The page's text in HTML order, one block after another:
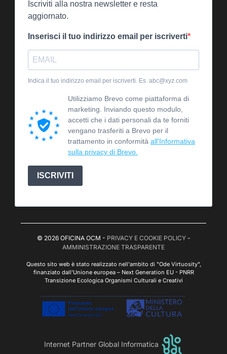
Iscriviti alla nostra newsletter e resta
aggiornato.
Inserisci il tuo indirizzo email per iscriverti
Indica il tuo indirizzo email per iscriverti. Es. abc@xyz.com
Utilizziamo Brevo come piattaforma di
marketing. Inviando questo modulo,
accetti che i dati personali da te forniti
vengano trasferiti a Brevo per il
trattamento in conformità all'Informativa
sulla privacy di Brevo.
ISCRIVITI
© 2026 OFICINA OCM - PRIVACY E COOKIE POLICY-
AMMINISTRAZIONE TRASPARENTE
Questo sito web è stato realizzato nell'ambito di "Ode Virtuosity",
finanziato dall'Unione europea – Next Generation EU - PNRR
Transizione Ecologica Organismi Culturali e Creativi
Internet Partner Global Informatica